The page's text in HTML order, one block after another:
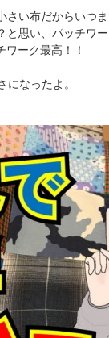
さい布だからいつ
と思い、パッチワ
ーク最高！！
なったよ。